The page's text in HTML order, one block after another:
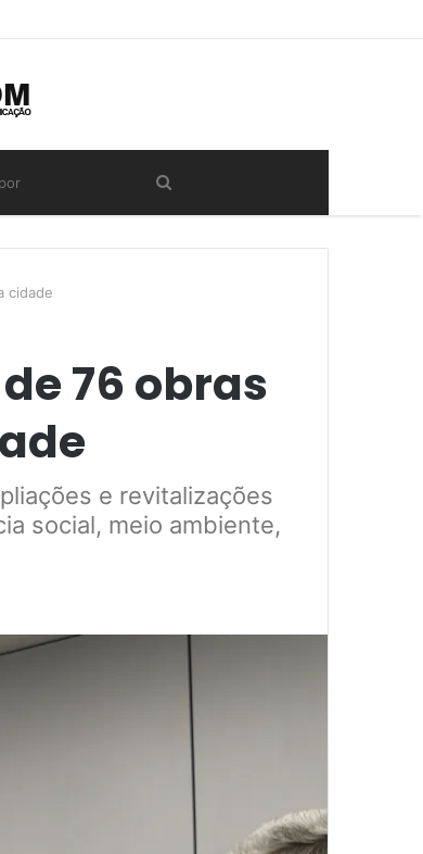
cidade
76 obras
e revitalizações
social, meio ambiente,